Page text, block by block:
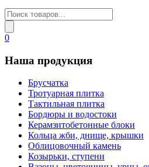
0
Наша продукция
Брусчатка
Тротуарная плитка
Тактильная плитка
Бордюры и водостоки
Керамзитобетонные блоки
Кольца жби, днище, крышки
Облицовочный камень
Козырьки, ступени